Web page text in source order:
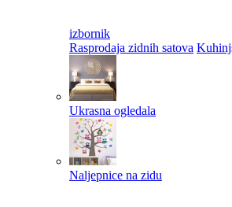
izbornik
Rasprodaja zidnih satova
Ukrasna ogledala
Naljepnice na zidu